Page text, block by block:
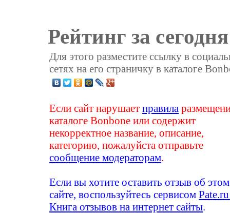
Рейтинг за
Для этого разместите ссылку в
сетях на его страничку в каталоге
Если сайт нарушаетправила
каталоге Bonbone или содержит
некорректное название, описание,
категорию, пожалуйста отправьте
сообщение модераторам
Если вы хотите оставить отзыв об этом
сайте, воспользуйтесь сервисом
Книга отзывов на интернет сайты